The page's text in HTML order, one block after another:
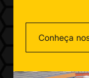
Conheça